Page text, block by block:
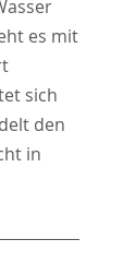
es mit
sich
den
in